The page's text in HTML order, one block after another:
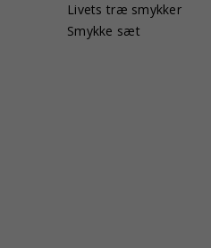
Livets træ smykker
Smykke sæt